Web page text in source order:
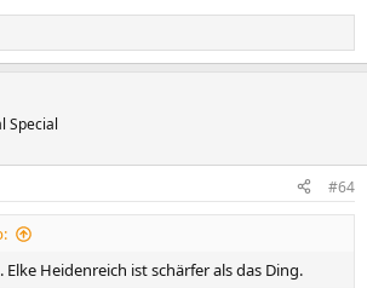
Special
#64
Elke Heidenreich ist schärfer als das Ding.